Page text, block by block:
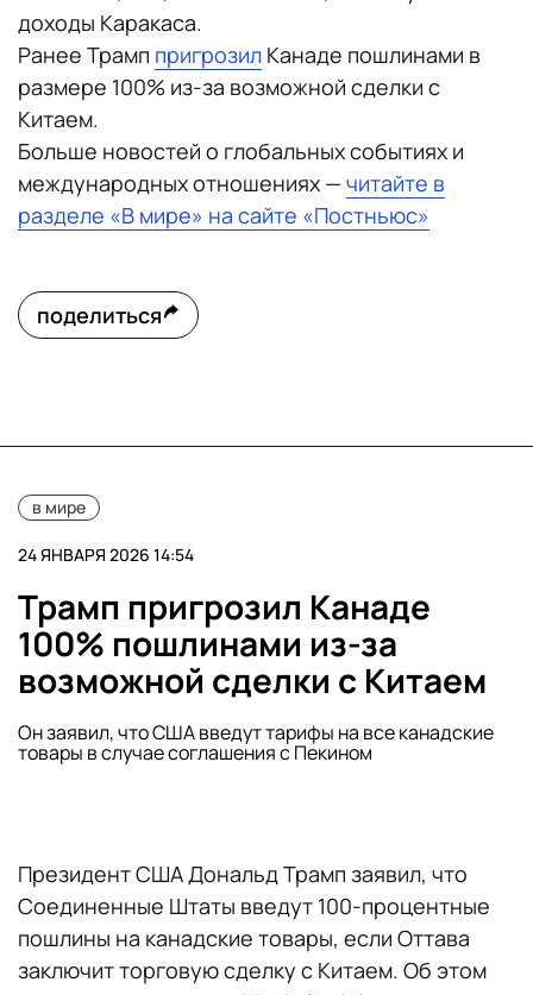
доходы Каракаса.
Ранее Трамп пригрозил Канаде пошлинами в
размере 100% из-за возможной сделки с
Китаем.
Больше новостей о глобальных событиях и
международных отношениях — читайте в
разделе «В мире» на сайте «Постньюс»
поделиться
в мире
24 ЯНВАРЯ 2026 14:54
Трамп пригрозил Канаде
100% пошлинами из-за
возможной сделки с Китаем
Он заявил, что США введут тарифы на все канадские
товары в случае соглашения с Пекином
Президент США Дональд Трамп заявил, что
Соединенные Штаты введут 100-процентные
пошлины на канадские товары, если Оттава
заключит торговую сделку с Китаем. Об этом